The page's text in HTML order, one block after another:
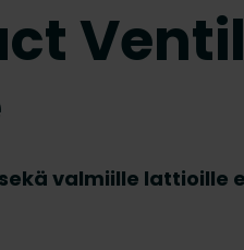
sekä valmiille